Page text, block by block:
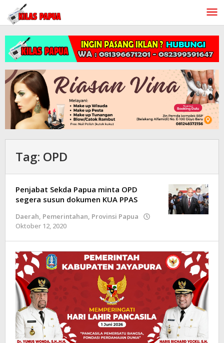
Lewati
konten
Tag: OPD
Penjabat Sekda Papua minta OPD
segera susun dokumen KUA PPAS
Daerah, Pemerintahan, Provinsi Papua
Oktober 12, 2020